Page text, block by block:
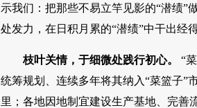
示我们：把那些不易立竿见影的“潜绩”
处发力，在日积月累的“潜绩”中干出经
枝叶关情，于细微处践行初心。 “
统筹规划、连续多年将其纳入“菜篮子”
里；各地因地制宜建设生产基地、完善